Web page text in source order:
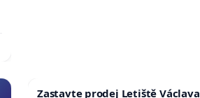
Zastavte prodej Letiště Václava